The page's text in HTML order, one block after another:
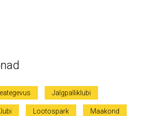
Jalgpalliklubi
Lootospark Maakond